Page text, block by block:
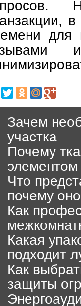
для
Зачем
участка
Почему
Что
почему
Как
Какая
подходит
Как
защиты